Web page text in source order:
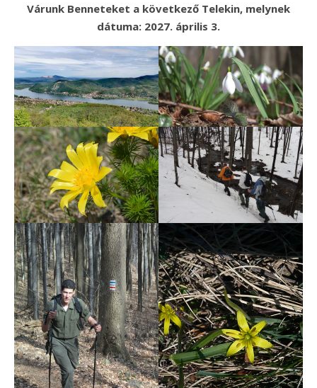
Várunk Benneteket a következő Telekin, melynek
dátuma: 2027. április 3.